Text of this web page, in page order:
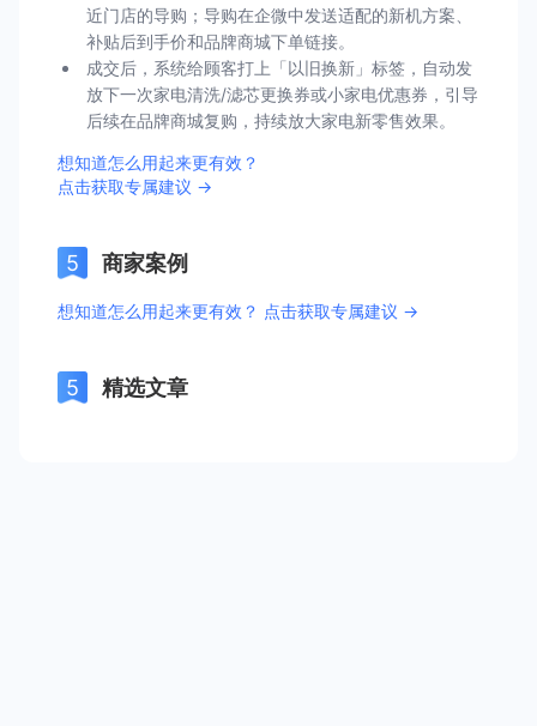
近门店的导购；导购在企微中发送适配的新机方案、
补贴后到手价和品牌商城下单链接。
成交后，系统给顾客打上「以旧换新」标签，自动发
放下一次家电清洗/滤芯更换券或小家电优惠券，引导
后续在品牌商城复购，持续放大家电新零售效果。
想知道怎么用起来更有效？
点击获取专属建议 →
商家案例
想知道怎么用起来更有效？ 点击获取专属建议 →
精选文章